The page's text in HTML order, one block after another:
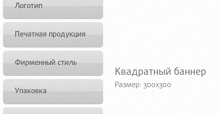
Логотип
Печатная продукция
Фирменный стиль
Упаковка
Квадратный баннер
Размер: 300x300